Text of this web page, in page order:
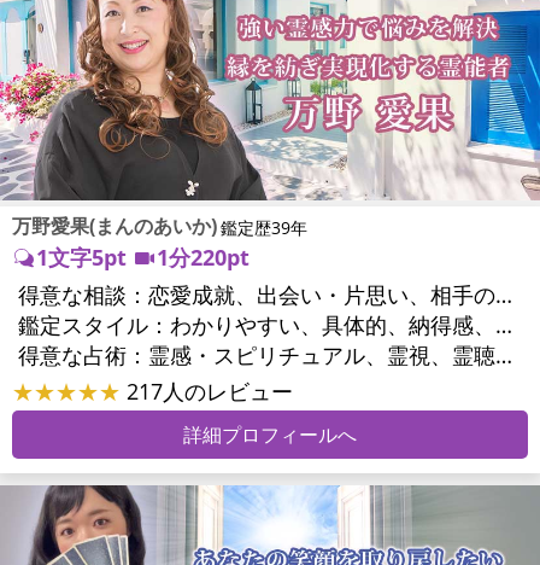
万野愛果(まんのあいか)鑑定歴39年
1文字5pt
1分220pt
得意な相談：
恋愛成就、出会い・片思い、相手の気持ち、相性、縁結び、結婚、男心・女心、二人の今後、複雑な恋愛、三角関係、略奪愛、浮気、不倫、復活愛、復縁、離婚、同性愛・LGBT、人間関係、職場の人間関係、対人関係、仕事運、適職、天職、転職、進路、就職、人生全般、使命、経営相談、人事、開業、廃業、夢、目標、ビジネスチャンス、ビジネスパートナー、パワーハラスメント、セクシャルハラスメント、家族関係、夫婦関係、家庭問題、夫婦問題、親族問題、育児・子育て、シングルマザー、ドメスティックバイオレンス、相続関係、美容、精神問題、心の問題、うつ、ストレス、いじめ、人生相談、霊的問題、ご先祖様、守護霊様、お墓参り、魂の本質、前世、来世、夢診断、ペットの気持ち、ペット交信、ペットへのヒーリング、パワーストーン選択、引越し・転居、方位、開運指導、健康運、金銭トラブル、ご近所問題、縁切り
鑑定スタイル：
わかりやすい、具体的、納得感、友達のように相談できる、聞き上手、とても話しやすい、じっくり聞いてくれる、愛にあふれ温かい、勇気をくれる、前向き・元気になれる、実力派
得意な占術：
霊感・スピリチュアル、霊視、霊聴、未来予知、前世・来世、守護霊対話、波動修正、オーラ、エネルギー調整、ソウルメイト、チャネリング、ペットの気持ち、タロット、オラクルカード、風水、姓名判断、九星気学、四柱推命、数秘術、カラー診断、夢診断、易学、手相、人相(顔相)、祈祷、祈願、縁結び、除霊、縁切り、パワーストーン、水晶、サイコロ、ヒーリング、レイキ、カウンセリング、オリジナル占術
★★★★★ 217人のレビュー
詳細プロフィールへ